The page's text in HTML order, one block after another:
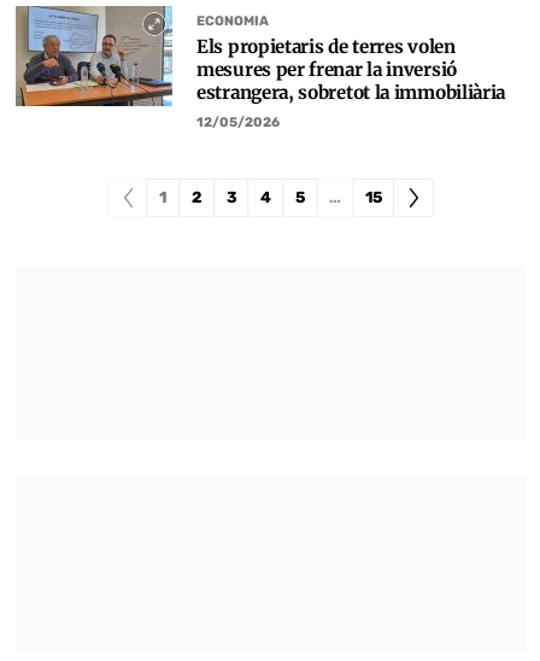
ECONOMIA
Els propietaris de terres volen
mesures per frenar la inversió
estrangera, sobretot la immobiliària
12/05/2026
1 2 3 4 5 … 15